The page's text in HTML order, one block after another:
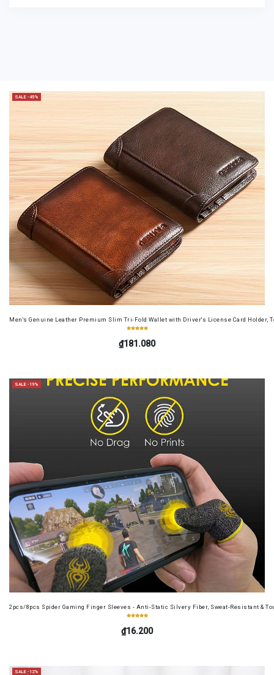
SALE -45%
Men's Genuine Leather Premium Slim Tri-Fold Wallet with Driver's License Card Holder,
₫181.080
SALE -19%
2pcs/8pcs Spider Gaming Finger Sleeves - Anti-Static Silvery Fiber, Sweat-Resistant &
₫16.200
SALE -12%